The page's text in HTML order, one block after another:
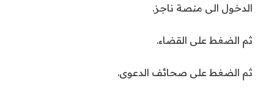
الدخول الى منصة ناجز.
ثم الضغط على القضاء.
ثم الضغط على صحائف الدعوى.